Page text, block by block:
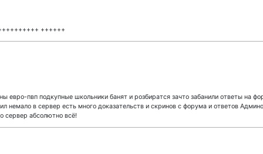
++++++
пвп подкупные школьники банят и розбиратся зачто забанили ответы на
немало в сервер есть много доказательств и скринов с форума и ответов
сервер абсолютно всё!